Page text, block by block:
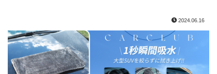
2024.06.16